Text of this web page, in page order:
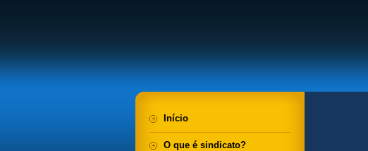
Início
O que é sindicato?